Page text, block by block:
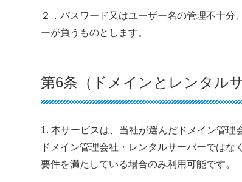
２．パスワード又はユーザー名の管理不十
ーが負うものとします。
第6条（ドメインとレンタル
1. 本サービスは、当社が選んだドメイン管
ドメイン管理会社・レンタルサーバーでは
要件を満たしている場合のみ利用可能です。